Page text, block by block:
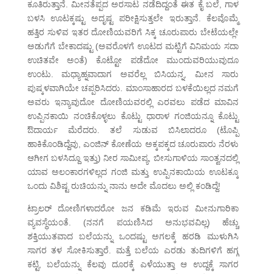
ಕೂತಿರುತ್ತಾನೆ. ಮೀನತೆಪ್ಪದ ಅರಸಾಟ ನಡೆದಿದ್ದಂತೆ ಈತ ಕೈ ಬಲೆ, ಗಾಳ
ಬಳಸಿ ಊಟಕ್ಕಷ್ಟು ಅದೃಷ್ಟ ಪರೀಕ್ಷಿಸುತ್ತಲೇ ಇರುತ್ತಾನೆ. ಕೆಲವೊಮ್ಮೆ
ಹತ್ತಿರ ಸುಳಿವ ಇತರ ದೋಣಿಯವರಿಗೆ ಸಿಕ್ಕ ಚೂರುಪಾರು ಬೇಟೆಯಲ್ಲೇ
ಅಡುಗೆಗೆ ಬೇಕಾದಷ್ಟು (ಅವರೊಳಗೆ ಊಟದ ಮಟ್ಟಿಗೆ ವಿನಿಮಯ ಸದಾ
ಉಚಿತವೇ ಅಂತೆ) ಕೊಟ್ಟೋ ಪಡೆದೋ ಮುಂದುವರಿಯುವುದೂ
ಉಂಟು. ಮಧ್ಯಾಹ್ನವಾದಾಗ ಅವರೆಲ್ಲ ಬಿಸಿಯನ್ನ, ಮೀನ ಸಾರು
ಪುಷ್ಕಳವಾಗಿಯೇ ಚಪ್ಪರಿಸಿದರು. ಮಾಂಸಾಹಾರದ ಬಳಕೆಯಿಲ್ಲದ ನಮಗೆ
ಅವರು ಇನ್ಯಾವುದೋ ದೋಣಿಯವರಲ್ಲಿ ಎರವಲು ಪಡೆದ ಮಾವಿನ
ಉಪ್ಪಿನಕಾಯಿ ನಂಚಿಕೊಳ್ಳಲು ಕೊಟ್ಟು ಧಾರಾಳ ಗಂಜಿಯನ್ನೂ ಕೊಟ್ಟು
ಔದಾರ್ಯ ಮೆರೆದರು. ತಲೆ ಸುಡುವ ಬಿಸಿಲಾದರೂ (ಟೊಪ್ಪಿ
ಹಾಕಿಕೊಂಡಿದ್ದೆವು, ಎಂಜಿನ್ ಕೋಣೆಯ ಅಕ್ಕಪಕ್ಕದ ಚೂರುಪಾರು ನೆರಳು
ಆಗೀಗ ಬಳಸಿದ್ದೂ ಇತ್ತು) ನೀರ ಸಾಮೀಪ್ಯ, ಬೀಸುಗಾಳಿಯ ಸಾಂತ್ವನದಲ್ಲಿ
ಯಾವ ಅಲಂಕಾರಗಳಿಲ್ಲದ ಗಂಜಿ ಮತ್ತು ಉಪ್ಪಿನಕಾಯಿಯ ಊಟಕ್ಕೂ
ಒಂದು ವಿಶಿಷ್ಟ ರುಚಿಯನ್ನು ನಾನು ಅದೇ ಮೊದಲು ಅಲ್ಲಿ ಕಂಡಿದ್ದೆ!
ಟ್ರಾಲರ್ ದೋಣಿಗಳಾದರೋ ಜನ ಕಡಿಮೆ ಇರುವ ಮೀನುಗಾರಿಕಾ
ವ್ಯವಸ್ಥೆಯಂತೆ. (ನನಗೆ ಪಯಣಿಸಿದ ಅನುಭವವಿಲ್ಲ) ಹೆಚ್ಚು
ಶಕ್ತಿಯುತವಾದ ಬಲೆಯನ್ನು ಒಂದಷ್ಟು ಅಗಲಕ್ಕೆ ಹರಡಿ ಮುಳುಗಿಸಿ
ಸಾಗರ ತಳ ಸೋಕಿಸುತ್ತಾರೆ. ಮತ್ತೆ ಬಲೆಯ ಎರಡು ತುದಿಗಳಿಗೆ ಹಗ್ಗ
ಕಟ್ಟಿ, ಬಲೆಯನ್ನು ಕೆಲವು ದೂರಕ್ಕೆ ಎಳೆಯುತ್ತಾ ಆ ಉದ್ದಕ್ಕೆ ಸಾಗರ